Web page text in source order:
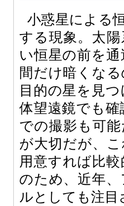
小惑星による
する現象。太
い恒星の前を
間だけ暗くな
目的の星を見
体望遠鏡でも
での撮影も可
が大切だが、
用意すれば比
のため、近年
ルとしても注目